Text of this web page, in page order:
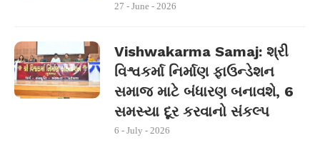
27 - June - 2026
Vishwakarma Samaj: શ્રી
વિશ્વકર્મા નિર્માણ ફાઉન્ડેશન
સમાજ માટે બંધારણ બનાવશે, 6
સમસ્યા દૂર કરવાનો સંકલ્પ
6 - July - 2026